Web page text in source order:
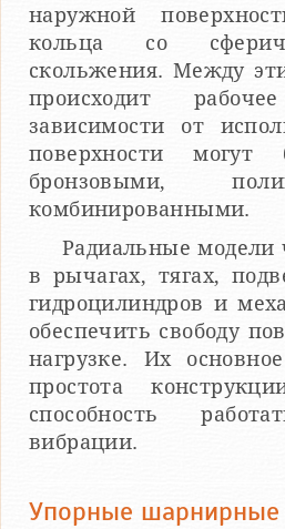
наружной
кольца со
скольжения. Между
происходит
зависимости от
поверхности могут
бронзовыми,
комбинированными.
Радиальные модели
в рычагах, тягах,
гидроцилиндров и
обеспечить свободу
нагрузке. Их
простота
способность
вибрации.
Упорные